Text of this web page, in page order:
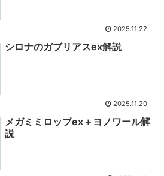
2025.11.22
シロナのガブリアスex解説
2025.11.20
メガミミロップex＋ヨノワール解
説